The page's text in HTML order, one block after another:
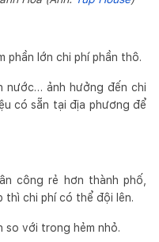
phần lớn chi phí phần thô.
nước… ảnh hưởng đến chi
có sẵn tại địa phương để
công rẻ hơn thành phố,
thì chi phí có thể đội lên.
so với trong hẻm nhỏ.